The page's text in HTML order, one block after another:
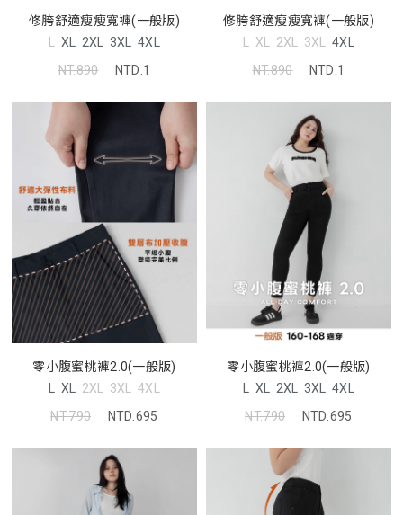
修胯舒適瘦瘦寬褲(一般版)
L XL 2XL 3XL 4XL
NT.890
NTD.1
修胯舒適瘦瘦寬褲(一般版)
L XL 2XL 3XL 4XL
NT.890
NTD.1
零小腹蜜桃褲2.0(一般版)
L XL 2XL 3XL 4XL
NT.790
NTD.695
零小腹蜜桃褲2.0(一般版)
L XL 2XL 3XL 4XL
NT.790
NTD.695